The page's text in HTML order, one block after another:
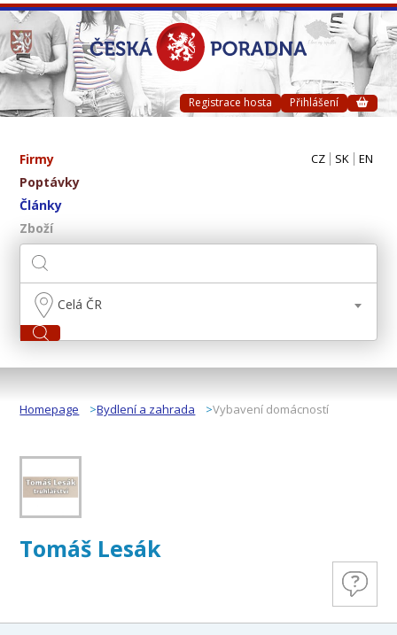
Registrace hosta Přihlášení
Firmy
Poptávky
Články
Zboží
CZ SK EN
Celá ČR
Homepage Bydlení a zahrada Vybavení domácností
Tomáš Lesák